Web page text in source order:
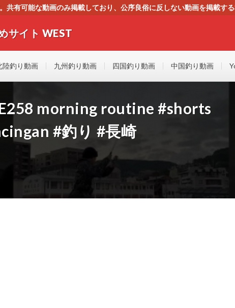
共有可能な動画のみ掲載しており、公序良俗に反しない動画を掲載す
サイト WEST
陸釣り動画 九州釣り動画 四国釣り動画 中国釣り動画
morning routine #shorts
#釣り #長崎